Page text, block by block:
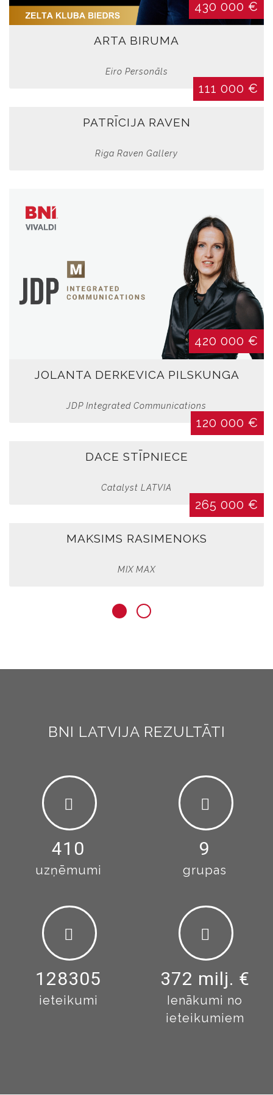
430 000 €
ARTA BIRUMA
Eiro Personāls
111 000 €
PATRĪCIJA RAVEN
Riga Raven Gallery
420 000 €
JOLANTA DERKEVICA PILSKUNGA
JDP Integrated Communications
120 000 €
DACE STĪPNIECE
Catalyst LATVIA
265 000 €
MAKSIMS RASIMENOKS
MIX MAX
BNI LATVIJA REZULTĀTI
443
uzņēmumi
10
grupas
138877
ieteikumi
372 milj. €
Ienākumi no
ieteikumiem